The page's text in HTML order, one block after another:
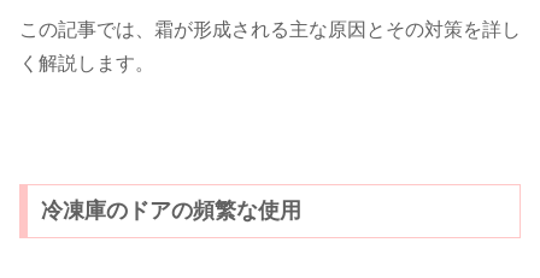
この記事では、霜が形成される主な原因とその対策を詳し
く解説します。
冷凍庫のドアの頻繁な使用